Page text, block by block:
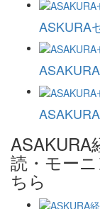
ASKURA
ASAKURA
読・モー
ちら